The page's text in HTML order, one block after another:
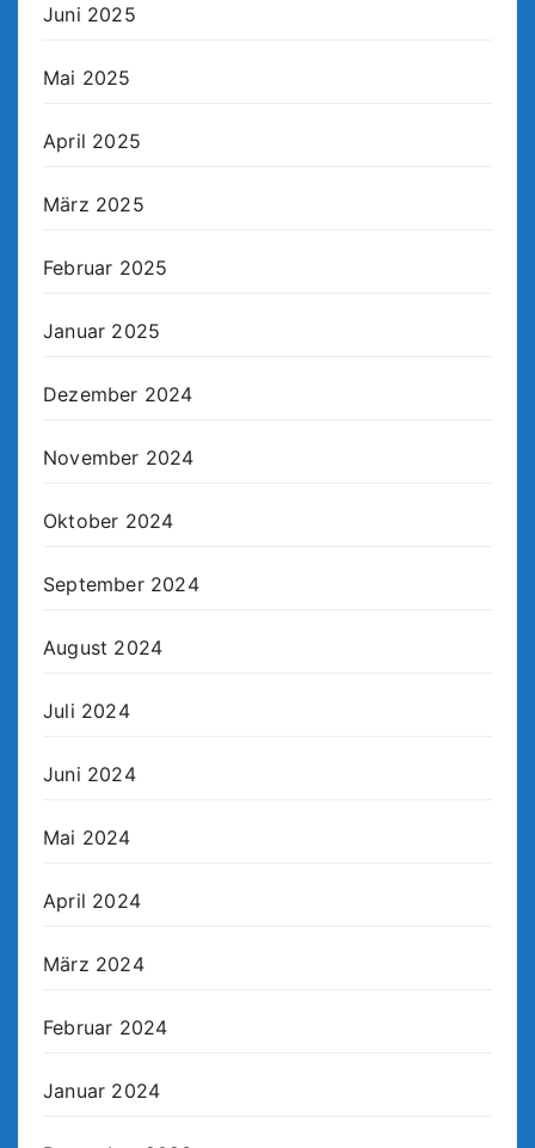
Juni 2025
Mai 2025
April 2025
März 2025
Februar 2025
Januar 2025
Dezember 2024
November 2024
Oktober 2024
September 2024
August 2024
Juli 2024
Juni 2024
Mai 2024
April 2024
März 2024
Februar 2024
Januar 2024